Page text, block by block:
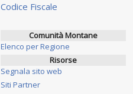
Codice Fiscale
Comunità Montane
Elenco per Regione
Risorse
Segnala sito web
Siti Partner